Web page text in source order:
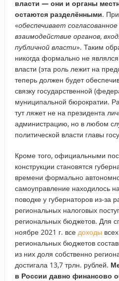
власти — они и органы
остаются разделёнными.
«обеспечивает
взаимодействие органов,
публичной власти». Таким
никогда формально не
власти (эта роль лежит на
теперь должен будет
связку государственной
муниципальной бюрократии.
тут ляжет не на президента
администрацию, но в любом
политической власти главы
Кроме того, официальными
конструкции становятся
времени формально
самоуправление находилось
поводке у губернаторов из-за
региональных налоговых
региональных бюджетов. Для
ноябре 2021 г. все доходы
региональных бюджетов
из них доля собственно
достигала 13,7 трлн. рублей.
в России давно финансово